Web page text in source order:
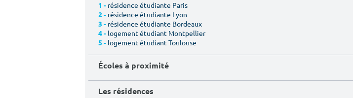
1 - résidence étudiante Paris
2 - résidence étudiante Lyon
3 - résidence étudiante Bordeaux
4 - logement étudiant Montpellier
5 - logement étudiant Toulouse
Écoles à proximité
Les résidences